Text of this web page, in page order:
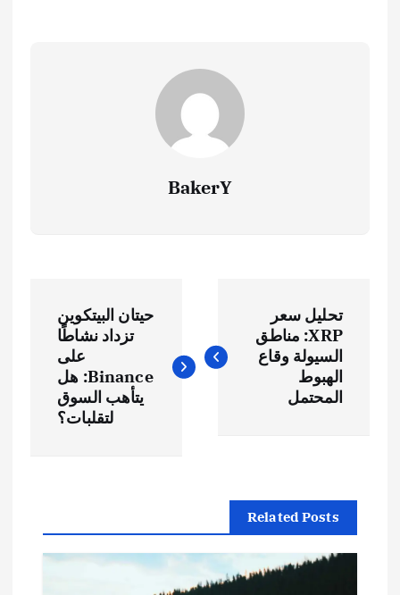
BakerY
ص
م
تحليل سعر
XRP: مناطق
السيولة وقاع
الهبوط
المحتمل
حيتان البيتكوين
تزداد نشاطًا
على
Binance: هل
يتأهب السوق
لتقلبات؟
Related Posts